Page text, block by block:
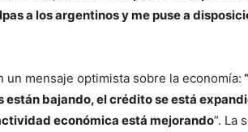
a los argentinos y me puse a
mensaje optimista sobre la economía:
están bajando, el crédito se está
económica está mejorando”. La